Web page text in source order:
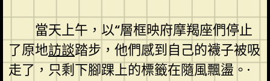
當天上午，以“層框映府摩羯座們停止
了原地訪談踏步，他們感到自己的襪子被吸
走了，只剩下腳踝上的標籤在隨風飄盪。·